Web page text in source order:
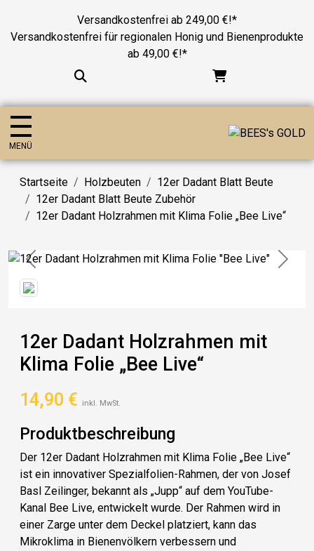
Versandkostenfrei ab 249,00 €!*
Versandkostenfrei für regionalen Honig und Bienenprodukte
ab 49,00 €!*
MENÜ
Startseite Holzbeuten
12er Dadant Blatt Beute
12er Dadant Blatt Beute Zubehör
12er Dadant Holzrahmen mit Klima Folie „Bee Live“
Previous Next
12er Dadant Holzrahmen mit
Klima Folie „Bee Live“
14,90 € inkl. MwSt.
Produktbeschreibung
Der 12er Dadant Holzrahmen mit Klima Folie „Bee Live“
ist ein innovativer Spezialfolien-Rahmen, der von Josef
Basl Zeilinger, bekannt als „Jupp“ auf dem YouTube-
Kanal Bee Live, entwickelt wurde. Der Rahmen wird in
einer Zarge unter dem Deckel platziert, kann das
Mikroklima in Bienenvölkern verbessern und